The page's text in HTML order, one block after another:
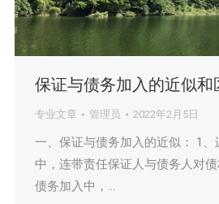
保证与债务加入的近似和
专业文章 管理员 2022年2月5日
一、保证与债务加入的近似： 1
中，连带责任保证人与债务人对
债务加入中，…